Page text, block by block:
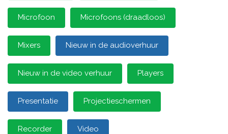
Microfoon Microfoons (draadloos)
Mixers Nieuw in de audioverhuur
Nieuw in de video verhuur Players
Presentatie Projectieschermen
Recorder Video